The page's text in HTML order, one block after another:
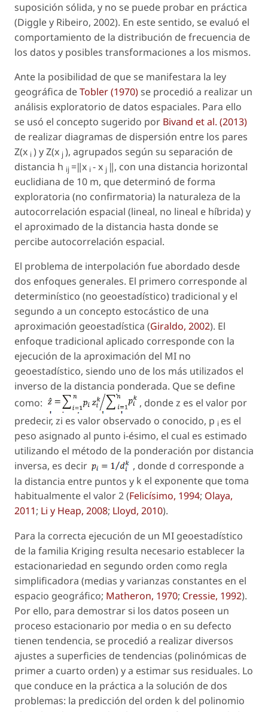
suposición sólida, y no se puede probar en práctica
(Diggle y Ribeiro, 2002). En este sentido, se evaluó el
comportamiento de la distribución de frecuencia de
los datos y posibles transformaciones a los mismos.
Ante la posibilidad de que se manifestara la ley
geográfica deTobler (1970)se procedió a realizar un
análisis exploratorio de datos espaciales. Para ello
se usó el concepto sugerido por Bivand et al. (2013)
de realizar diagramas de dispersión entre los pares
Z(x i ) yZ(x j ), agrupados según su separación de
distancia h ij =‖x i - x j ‖, con una distancia horizontal
euclidiana de 10 m, que determinó de forma
exploratoria (no confirmatoria) la naturaleza de la
autocorrelación espacial (lineal, no lineal e híbrida) y
el aproximado de la distancia hasta donde se
percibe autocorrelación espacial.
El problema de interpolación fue abordado desde
dos enfoques generales. El primero corresponde al
determinístico (no geoestadístico) tradicional y el
segundo a un concepto estocástico de una
aproximación geoestadística (Giraldo, 2002). El
enfoque tradicional aplicado corresponde con la
ejecución de la aproximación del MI no
geoestadístico, siendo uno de los más utilizados el
inverso de la distancia ponderada. Que se define
como:
, dondez es el valor por
predecir, zi es valor observado o conocido, p i es el
peso asignado al punto i-ésimo, el cual es estimado
utilizando el método de la ponderación por distancia
inversa, es decir
, donde d corresponde a
la distancia entre puntos y k el exponente que toma
habitualmente el valor 2 (Felicísimo, 1994; Olaya,
2011; Li y Heap, 2008; Lloyd, 2010).
Para la correcta ejecución de un MI geoestadístico
de la familia Kriging resulta necesario establecer la
estacionariedad en segundo orden como regla
simplificadora (medias y varianzas constantes en el
espacio geográfico; Matheron, 1970; Cressie, 1992).
Por ello, para demostrar si los datos poseen un
proceso estacionario por media o en su defecto
tienen tendencia, se procedió a realizar diversos
ajustes a superficies de tendencias (polinómicas de
primer a cuarto orden) y a estimar sus residuales. Lo
que conduce en la práctica a la solución de dos
problemas: la predicción del orden k del polinomio